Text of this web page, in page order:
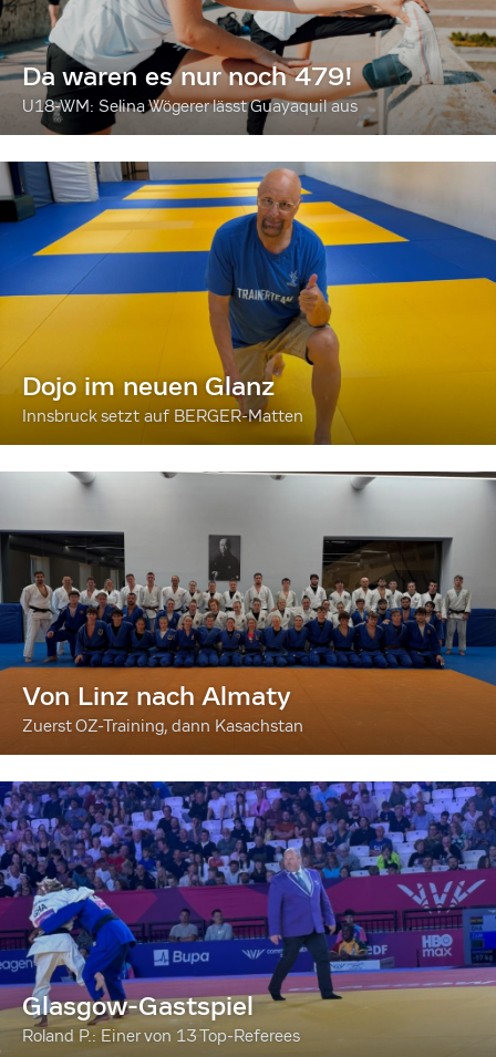
Da waren es nur noch 479!
U18-WM: Selina Wögerer lässt Guayaquil aus
Dojo im neuen Glanz
Innsbruck setzt auf BERGER-Matten
Von Linz nach Almaty
Zuerst OZ-Training, dann Kasachstan
Glasgow-Gastspiel
Roland P.: Einer von 13 Top-Referees